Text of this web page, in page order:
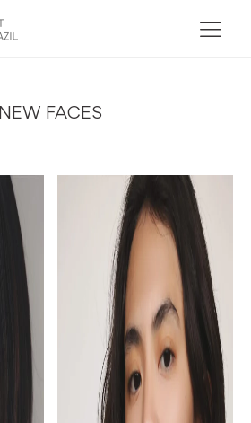
NEW FACES